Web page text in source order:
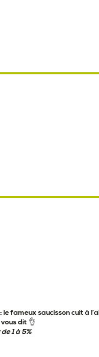
le fameux saucisson cuit à
dit 👌
1 à 5%